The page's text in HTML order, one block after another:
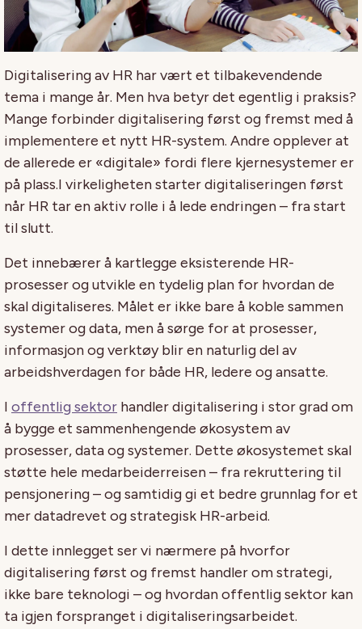
Digitalisering av HR har vært et tilbakevendende
tema i mange år. Men hva betyr det egentlig i praksis?
Mange forbinder digitalisering først og fremst med å
implementere et nytt HR-system. Andre opplever at
de allerede er «digitale» fordi flere kjernesystemer er
på plass.I virkeligheten starter digitaliseringen først
når HR tar en aktiv rolle i å lede endringen – fra start
til slutt.
Det innebærer å kartlegge eksisterende HR-
prosesser og utvikle en tydelig plan for hvordan de
skal digitaliseres. Målet er ikke bare å koble sammen
systemer og data, men å sørge for at prosesser,
informasjon og verktøy blir en naturlig del av
arbeidshverdagen for både HR, ledere og ansatte.
I offentlig sektor handler digitalisering i stor grad om
å bygge et sammenhengende økosystem av
prosesser, data og systemer. Dette økosystemet skal
støtte hele medarbeiderreisen – fra rekruttering til
pensjonering – og samtidig gi et bedre grunnlag for et
mer datadrevet og strategisk HR-arbeid.
I dette innlegget ser vi nærmere på hvorfor
digitalisering først og fremst handler om strategi,
ikke bare teknologi – og hvordan offentlig sektor kan
ta igjen forspranget i digitaliseringsarbeidet.